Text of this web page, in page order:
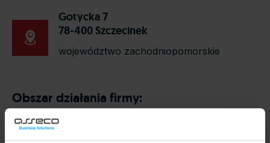
Gotycka 7
78-400 Szczecinek
województwo zachodniopomorskie
Obszar działania firmy: